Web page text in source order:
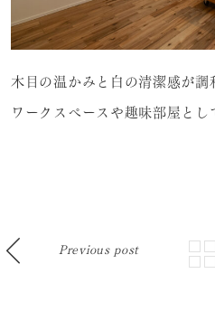
木目の温かみと白の清潔感が調
ワークスペースや趣味部屋とし
Previous post